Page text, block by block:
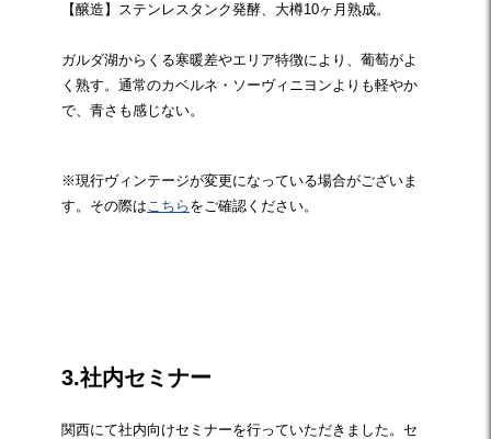
【醸造】ステンレスタンク発酵、大樽10ヶ月熟成。
ガルダ湖からくる寒暖差やエリア特徴により、葡萄がよ
く熟す。通常のカベルネ・ソーヴィニヨンよりも軽やか
で、青さも感じない。
※現行ヴィンテージが変更になっている場合がございま
す。その際はこちら をご確認ください。
3.社内セミナー
関西にて社内向けセミナーを行っていただきました。セ